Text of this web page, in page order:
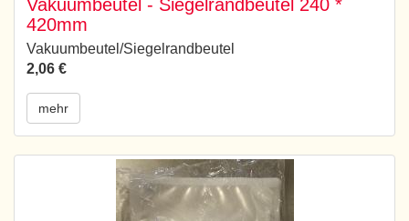
Vakuumbeutel - Siegelrandbeutel 240 *
420mm
Vakuumbeutel/Siegelrandbeutel
2,06 €
mehr